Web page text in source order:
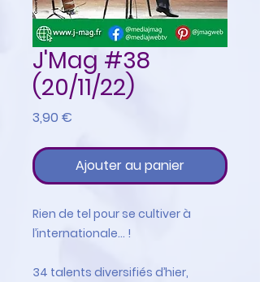
J'Mag #38
(20/11/22)
3,90 €
Ajouter au panier
Rien de tel pour se cultiver à
l’internationale… !
34 talents diversifiés d’hier,